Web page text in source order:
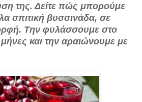
της. Δείτε πώς μπορούμε
σπιτική βυσσινάδα, σε
Την φυλάσσουμε στο
μήνες και την αραιώνουμε με